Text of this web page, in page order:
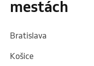
mestách
Bratislava
Košice